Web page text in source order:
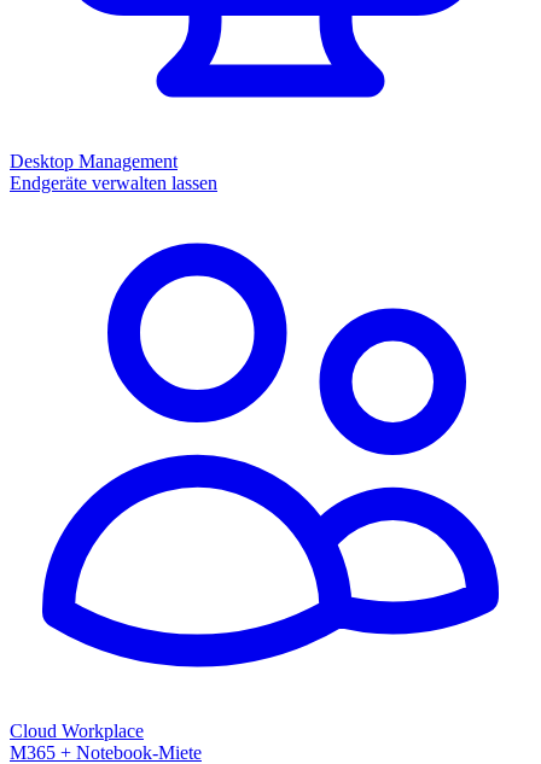
Desktop Management
Endgeräte verwalten lassen
Cloud Workplace
M365 + Notebook-Miete